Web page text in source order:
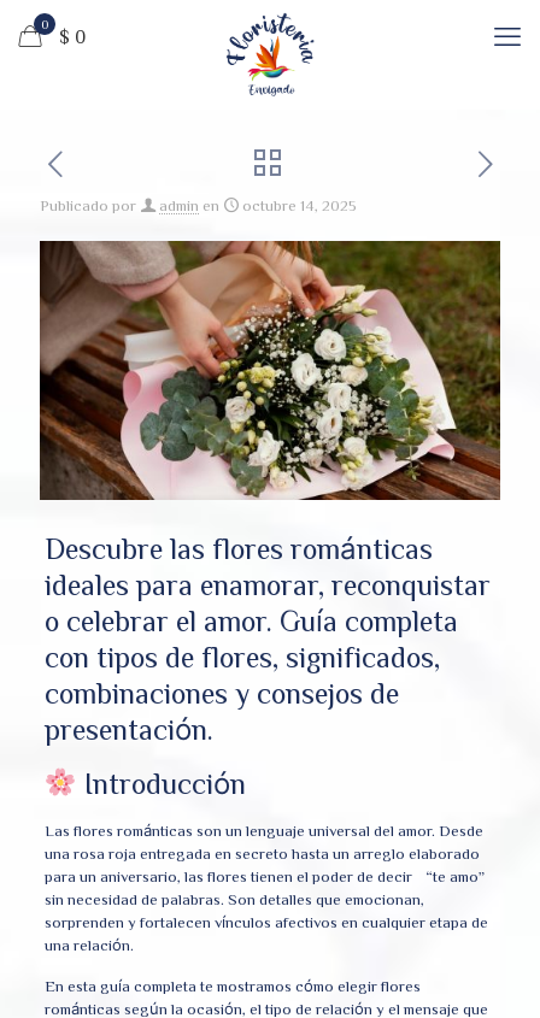
0
$ 0
Publicado por admin en octubre 14, 2025
Descubre las flores románticas
ideales para enamorar, reconquistar
o celebrar el amor. Guía completa
con tipos de flores, significados,
combinaciones y consejos de
presentación.
Introducción
Las flores románticas son un lenguaje universal del amor. Desde
una rosa roja entregada en secreto hasta un arreglo elaborado
para un aniversario, las flores tienen el poder de decir “te amo”
sin necesidad de palabras. Son detalles que emocionan,
sorprenden y fortalecen vínculos afectivos en cualquier etapa de
una relación.
En esta guía completa te mostramos cómo elegir flores
románticas según la ocasión, el tipo de relación y el mensaje que